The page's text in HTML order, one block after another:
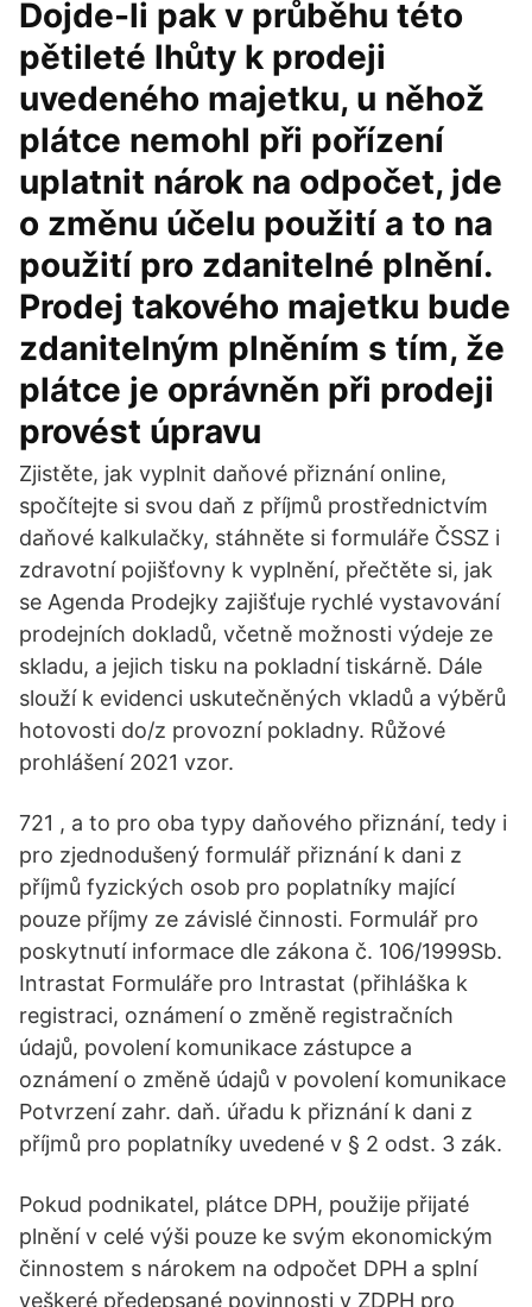
Dojde-li pak v průběhu této
pětileté lhůty k prodeji
uvedeného majetku, u něhož
plátce nemohl při pořízení
uplatnit nárok na odpočet, jde
o změnu účelu použití a to na
použití pro zdanitelné plnění.
Prodej takového majetku bude
zdanitelným plněním s tím, že
plátce je oprávněn při prodeji
provést úpravu
Zjistěte, jak vyplnit daňové přiznání online,
spočítejte si svou daň z příjmů prostřednictvím
daňové kalkulačky, stáhněte si formuláře ČSSZ i
zdravotní pojišťovny k vyplnění, přečtěte si, jak
se Agenda Prodejky zajišťuje rychlé vystavování
prodejních dokladů, včetně možnosti výdeje ze
skladu, a jejich tisku na pokladní tiskárně. Dále
slouží k evidenci uskutečněných vkladů a výběrů
hotovosti do/z provozní pokladny. Růžové
prohlášení 2021 vzor.
721 , a to pro oba typy daňového přiznání, tedy i
pro zjednodušený formulář přiznání k dani z
příjmů fyzických osob pro poplatníky mající
pouze příjmy ze závislé činnosti. Formulář pro
poskytnutí informace dle zákona č. 106/1999Sb.
Intrastat Formuláře pro Intrastat (přihláška k
registraci, oznámení o změně registračních
údajů, povolení komunikace zástupce a
oznámení o změně údajů v povolení komunikace
Potvrzení zahr. daň. úřadu k přiznání k dani z
příjmů pro poplatníky uvedené v § 2 odst. 3 zák.
Pokud podnikatel, plátce DPH, použije přijaté
plnění v celé výši pouze ke svým ekonomickým
činnostem s nárokem na odpočet DPH a splní
veškeré předepsané povinnosti v ZDPH pro